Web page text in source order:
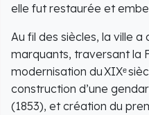
elle fut restaurée et
Au fil des siècles, la ville
marquants, traversant la
modernisation du XIXᵉ
construction d’une
(1853), et création du